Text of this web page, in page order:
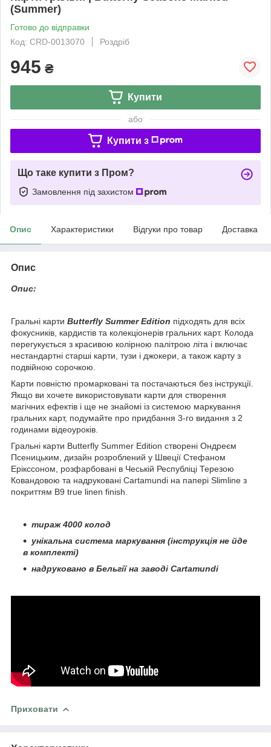
(Summer)
Готово до відправки
Код: CRD-0013070
Роздріб
945 ₴
Купити
або
Купити з
Що таке купити з Пром?
Замовлення під захистом
Опис Характеристики Відгуки про товар Доставка
Опис
Опис:
Гральні карти Butterfly SummerEdition підходять для всіх
фокусників, кардистів та колекціонерів гральних карт. Колода
перегукується з красивою колірною палітрою літа і включає
нестандартні старші карти, тузи і джокери, а також карту з
подвійною сорочкою.
Карти повністю промарковані та постачаються без інструкції.
Якщо ви хочете використовувати карти для створення
магічних ефектів і ще не знайомі із системою маркування
гральних карт, подумайте про придбання 3-го видання з 2
годинами відеоуроків.
Гральні карти Butterfly Summer Edition створені Ондреєм
Псеницьким, дизайн розроблений у Швеції Стефаном
Ерікссоном, розфарбовані в Чеській Республіці Терезою
Ковандовою та надруковані Cartamundi на папері Slimline з
покриттям B9 true linen finish.
тираж 4000 колод
унікальна система маркування (інструкція не йде
в комплекті)
надруковано в Бельгії на заводі Cartamundi
Приховати